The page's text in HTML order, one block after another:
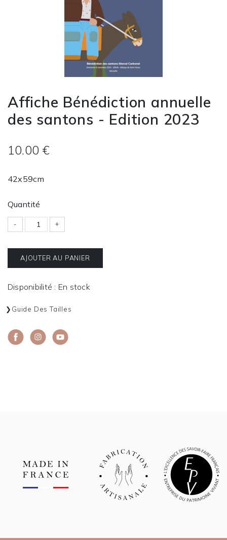
Affiche Bénédiction annuelle
des santons - Edition 2023
10.00 €
42x59cm
Quantité
- +
AJOUTER AU PANIER
Disponibilité : En stock
Guide Des Tailles